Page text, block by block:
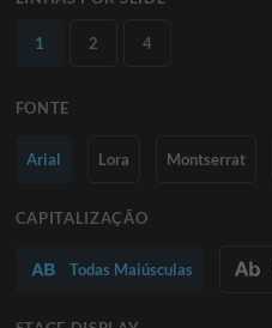
1 2 4
FONTE
Arial Lora Montserrat
CAPITALIZAÇÃO
Todas Maiúsculas